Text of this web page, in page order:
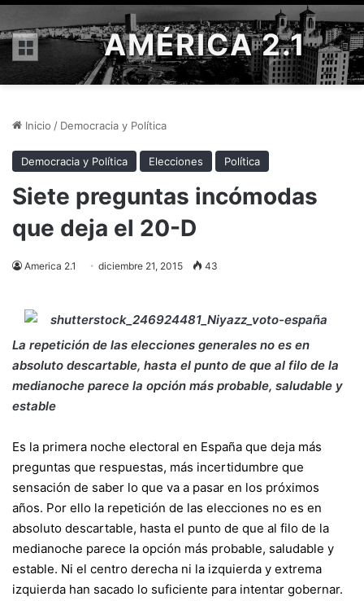
Menú AMÉRICA 2.1
Inicio / Democracia y Política
Democracia y Política Elecciones Política
Siete preguntas incómodas
que deja el 20-D
America 2.1 diciembre 21, 2015 43
La repetición de las elecciones generales no es en
absoluto descartable, hasta el punto de que al filo de la
medianoche parece la opción más probable, saludable y
estable
Es la primera noche electoral en España que deja más
preguntas que respuestas, más incertidumbre que
sensación de saber lo que va a pasar en los próximos
años. Por ello la repetición de las elecciones no es en
absoluto descartable, hasta el punto de que al filo de la
medianoche parece la opción más probable, saludable y
estable. Ni el centro derecha ni la izquierda y extrema
izquierda han sacado lo suficiente para intentar gobernar.